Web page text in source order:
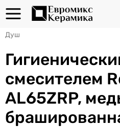
Душ
смесителем
AL65ZRP,